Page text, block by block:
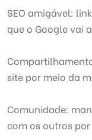
SEO amigável:
que o Google vai
site por meio da
Comunidade:
com os outros